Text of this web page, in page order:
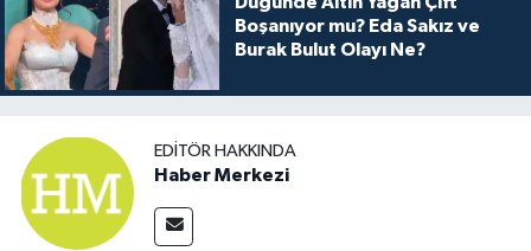
Boşanıyor mu? Eda Sakız ve
Burak Bulut Olayı Ne?
EDITÖR HAKKINDA
Haber Merkezi